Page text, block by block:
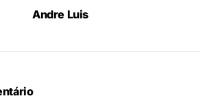
Andre Luis